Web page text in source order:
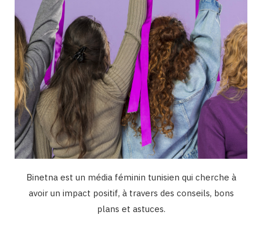
Binetna est un média féminin tunisien qui cherche à
avoir un impact positif, à travers des conseils, bons
plans et astuces.